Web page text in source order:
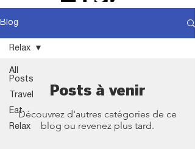
Blog
All
Posts
Travel
Eat
Relax
Relax
Posts à venir
Découvrez d'autres catégories de ce
blog ou revenez plus tard.